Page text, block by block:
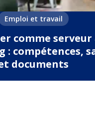
Emploi et travail
comme serveur
: compétences,
documents